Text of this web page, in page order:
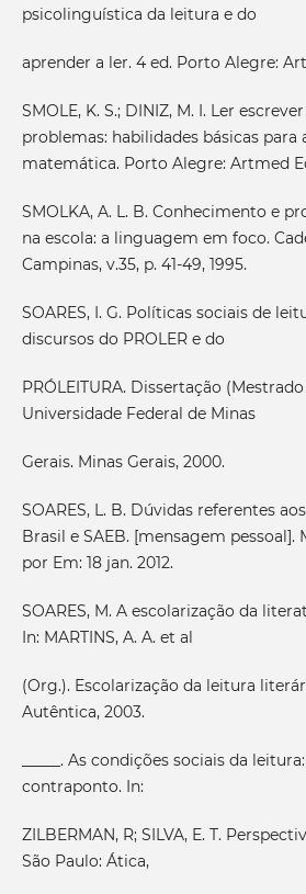
psicolinguística da leitura e do
aprender a ler. 4 ed. Porto Alegre:
SMOLE, K. S.; DINIZ, M. I. Ler
problemas: habilidades básicas para
matemática. Porto Alegre: Artmed
SMOLKA, A. L. B. Conhecimento e
na escola: a linguagem em foco.
Campinas, v.35, p. 41-49, 1995.
SOARES, I. G. Políticas sociais de
discursos do PROLER e do
PRÓLEITURA. Dissertação
Universidade Federal de Minas
Gerais. Minas Gerais, 2000.
SOARES, L. B. Dúvidas referentes
Brasil e SAEB. [mensagem pessoal].
por Em: 18 jan. 2012.
SOARES, M. A escolarização da
In: MARTINS, A. A. et al
(Org.). Escolarização da leitura
Autêntica, 2003.
_____. As condições sociais da
contraponto. In:
ZILBERMAN, R; SILVA, E. T.
São Paulo: Ática,